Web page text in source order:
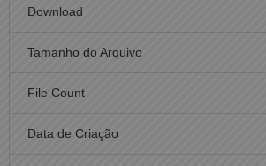
Download
Tamanho do Arquivo
File Count
Data de Criação